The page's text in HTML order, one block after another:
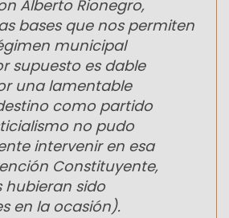
Alberto Rionegro,
bases que nos permiten
municipal
supuesto es dable
una lamentable
como partido
no pudo
intervenir en esa
Constituyente,
hubieran sido
en la ocasión).